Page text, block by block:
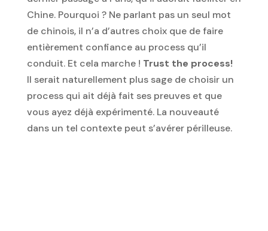
Chine. Pourquoi ? Ne parlant pas un seul mot
de chinois, il n’a d’autres choix que de faire
entièrement confiance au process qu’il
conduit. Et cela marche ! Trust the process!
Il serait naturellement plus sage de choisir un
process qui ait déjà fait ses preuves et que
vous ayez déjà expérimenté. La nouveauté
dans un tel contexte peut s’avérer périlleuse.